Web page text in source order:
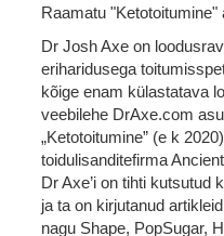
Raamatu "Ketotoitumine"
Dr Josh Axe on
eriharidusega
kõige enam külastatava
veebilehe DrAxe.com
„Ketotoitumine” (e k
toidulisanditefirma
Dr Axe’i on tihti
ja ta on kirjutanud
nagu Shape, PopSugar,